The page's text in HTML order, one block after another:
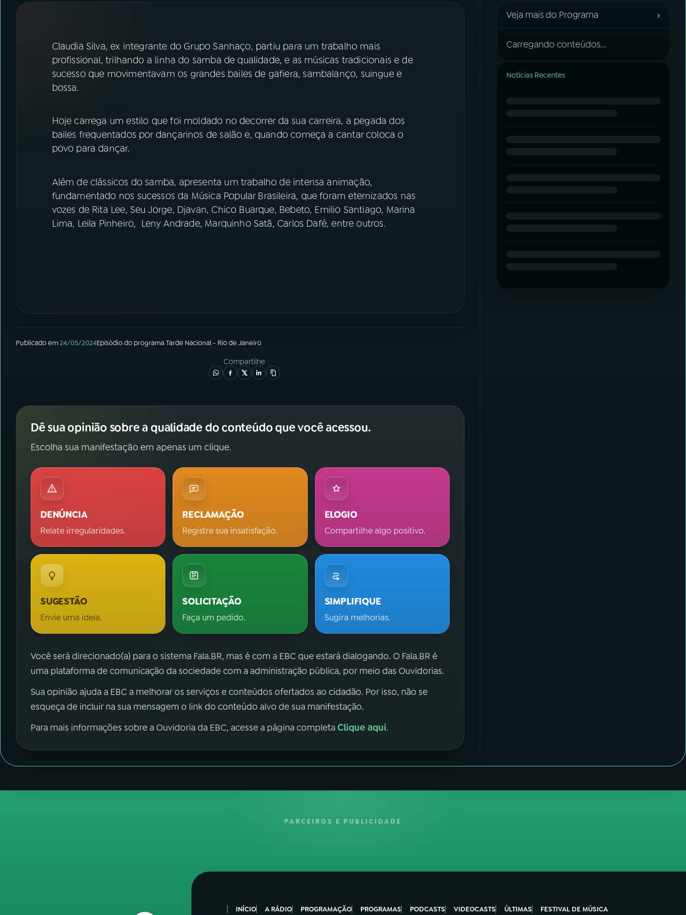
YouTube
Instagram
Claudia Silva, ex integrante do Grupo Sanhaço, partiu para um trabalho mais
profissional, trilhando a linha do samba de qualidade, e as músicas tradicionais e de
sucesso que movimentavam os grandes bailes de gafiera, sambalanço, suingue e
bossa.
Hoje carrega um estilo que foi moldado no decorrer da sua carreira, a pegada dos
bailes frequentados por dançarinos de salão e, quando começa a cantar coloca o
povo para dançar.
Além de clássicos do samba, apresenta um trabalho de intensa animação,
fundamentado nos sucessos da Música Popular Brasileira, que foram eternizados nas
vozes de Rita Lee, Seu Jorge, Djavan, Chico Buarque, Bebeto, Emilio Santiago, Marina
Lima, Leila Pinheiro, Leny Andrade, Marquinho Satã, Carlos Dafé, entre outros.
Publicado em24/05/2024Episódiodo programaTarde Nacional - Rio de Janeiro
Compartilhe
Dê sua opinião sobre a qualidade do conteúdo que você acessou.
Escolha sua manifestação em apenas um clique.
DENÚNCIA
Relate irregularidades.
RECLAMAÇÃO
Registre sua insatisfação.
ELOGIO
Compartilhe algo positivo.
SUGESTÃO
Envie uma ideia.
SOLICITAÇÃO
Faça um pedido.
SIMPLIFIQUE
Sugira melhorias.
Você será direcionado(a) para o sistema Fala.BR, mas é com a EBC que estará dialogando. O Fala.BR é
uma plataforma de comunicação da sociedade com a administração pública, por meio das Ouvidorias.
Sua opinião ajuda a EBC a melhorar os serviços e conteúdos ofertados ao cidadão. Por isso, não se
esqueça de incluir na sua mensagem o link do conteúdo alvo de sua manifestação.
Para mais informações sobre a Ouvidoria da EBC, acesse a página completaClique aqui.
Veja mais do Programa ›
Carregando conteúdos...
Notícias Recentes
PARCEIROS E PUBLICIDADE
INÍCIO A RÁDIO PROGRAMAÇÃO PROGRAMAS PODCASTS VIDEOCASTS ÚLTIMAS FESTIVAL DE MÚSICA